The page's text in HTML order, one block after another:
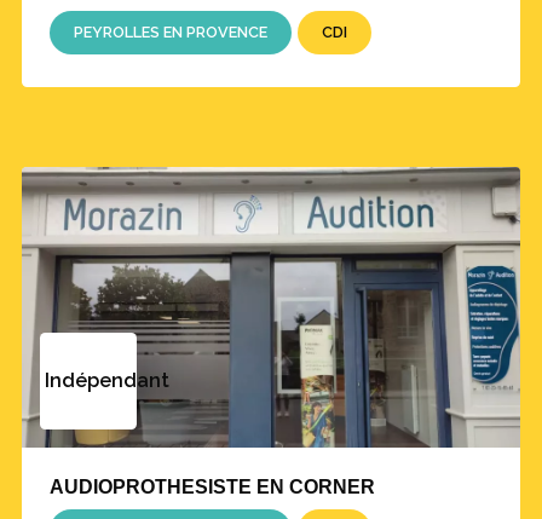
PEYROLLES EN PROVENCE CDI
Indépendant
AUDIOPROTHESISTE EN CORNER